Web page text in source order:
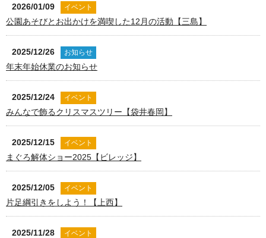
2026/01/09 イベント
公園あそびとお出かけを満喫した12月の活動【三島】
2025/12/26 お知らせ
年末年始休業のお知らせ
2025/12/24 イベント
みんなで飾るクリスマスツリー【袋井春岡】
2025/12/15 イベント
まぐろ解体ショー2025【ビレッジ】
2025/12/05 イベント
片足綱引きをしよう！【上西】
2025/11/28 イベント